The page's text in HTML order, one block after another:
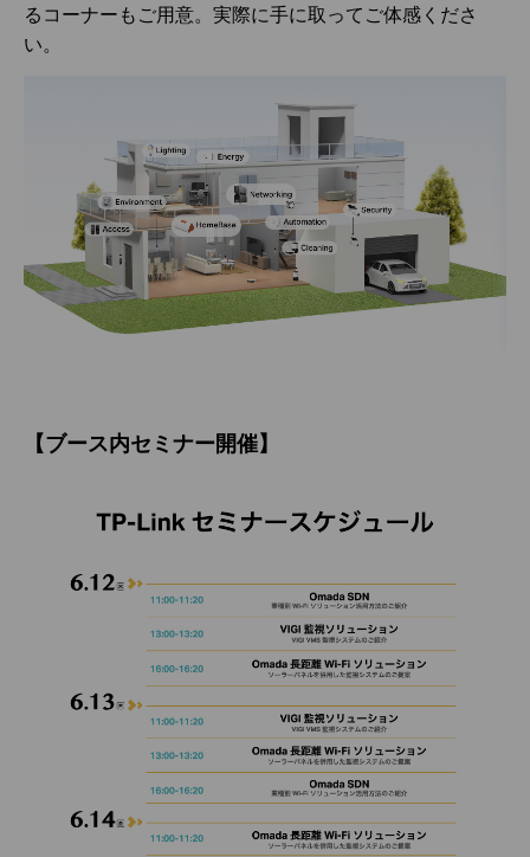
るコーナーもご用意。実際に手に取ってご体感くださ
い。
【ブース内セミナー開催】